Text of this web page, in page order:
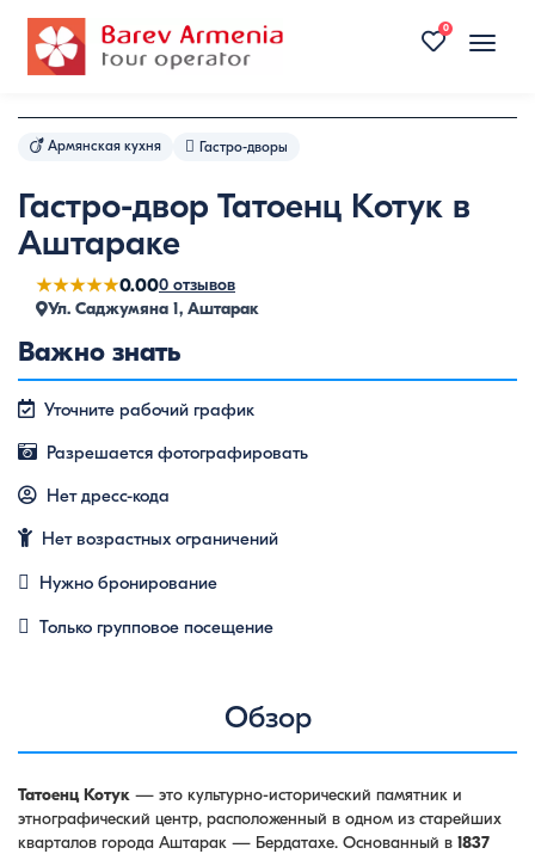
Toggle
0
Армянская кухня Гастро-дворы
Гастро-двор Татоенц Котук в
Аштараке
★★★★★0.000 отзывов
Ул. Саджумяна 1, Аштарак
Важно знать
Уточните рабочий график
Разрешается фотографировать
Нет дресс-кода
Нет возрастных ограничений
Нужно бронирование
Только групповое посещение
Обзор
Татоенц Котук — это культурно-исторический памятник и
этнографический центр, расположенный в одном из старейших
кварталов города Аштарак — Бердатахе. Основанный в 1837